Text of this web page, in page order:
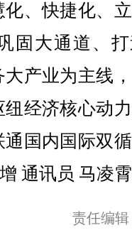
、快捷化、
固大通道、
产业为主线
经济核心动
国内国际双
通讯员 马凌
责任编